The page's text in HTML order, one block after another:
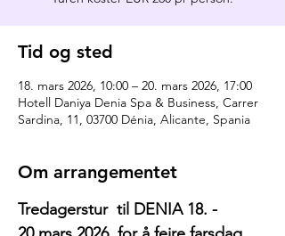
Tid og sted
18. mars 2026, 10:00 – 20. mars 2026, 17:00
Hotell Daniya Denia Spa & Business, Carrer
Sardina, 11, 03700 Dénia, Alicante, Spania
Om arrangementet
Tredagerstur  til DENIA 18. -